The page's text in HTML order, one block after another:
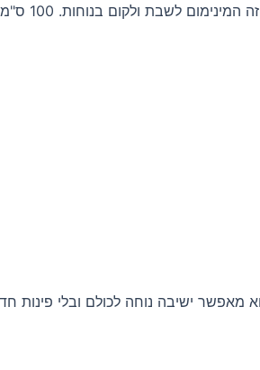
ישיבה נוחה לכולם ובלי פינות